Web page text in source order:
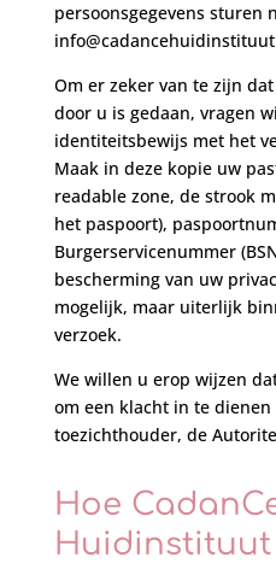
persoonsgegevens sturen
Om er zeker van te zijn
door u is gedaan, vragen
identiteitsbewijs met het
Maak in deze kopie uw
readable zone, de strook
het paspoort),
Burgerservicenummer
bescherming van uw
mogelijk, maar uiterlijk
verzoek.
We willen u erop wijzen
om een klacht in te
toezichthouder, de
Hoe
Huidinstituut